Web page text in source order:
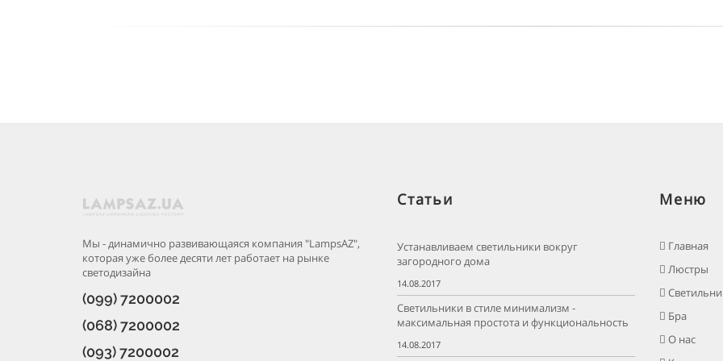
Мы - динамично развивающаяся компания "LampsAZ",
которая уже более десяти лет работает на рынке
светодизайна
(099) 7200002
(068) 7200002
(093) 7200002
Статьи
Устанавливаем светильники вокруг
загородного дома
14.08.2017
Светильники в стиле минимализм -
максимальная простота и функциональность
14.08.2017
Меню
Главная
Люстры
Бра
О нас